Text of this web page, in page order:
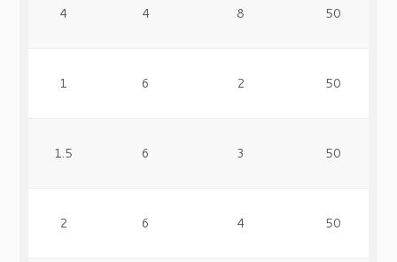
4 4 8 50
1 6 2 50
1.5 6 3 50
2 6 4 50